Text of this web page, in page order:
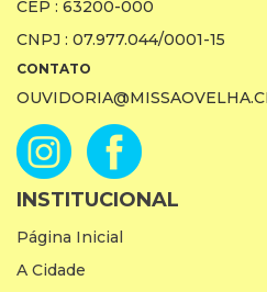
CEP : 63200-000
CNPJ : 07.977.044/0001-15
CONTATO
INSTITUCIONAL
Página Inicial
A Cidade